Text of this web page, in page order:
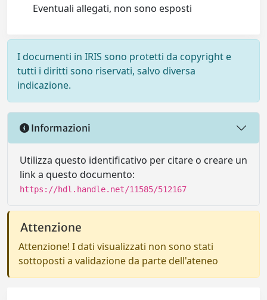
Eventuali allegati, non sono esposti
I documenti in IRIS sono protetti da copyright e
tutti i diritti sono riservati, salvo diversa
indicazione.
Informazioni
Utilizza questo identificativo per citare o creare un
link a questo documento:
https://hdl.handle.net/11585/512167
Attenzione
Attenzione! I dati visualizzati non sono stati
sottoposti a validazione da parte dell'ateneo